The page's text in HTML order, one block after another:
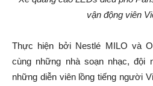
vận động viên
Thực hiện bởi Nestlé MILO và
cùng những nhà soạn nhạc, đội
những diễn viên lồng tiếng người